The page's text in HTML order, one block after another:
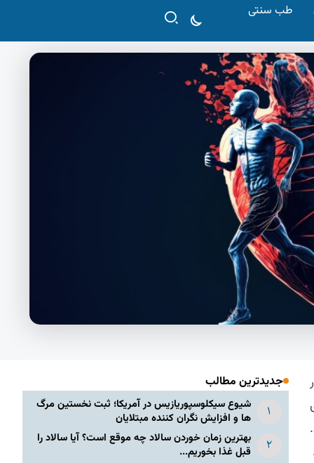
طب سنتی
جدیدترین مطالب
شیوع سیکلوسپوریازیس در آمریکا؛ ثبت نخستین مرگ
ها و افزایش نگران کننده مبتلایان
بهترین زمان خوردن سالاد چه موقع است؟ آیا سالاد را
قبل غذا بخوریم...